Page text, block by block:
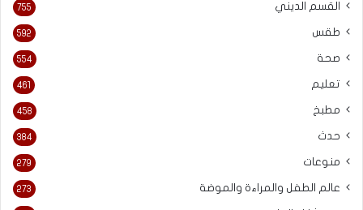
القسم الديني 755
طقس 592
صحة 554
تعليم 461
مطبخ 458
حدث 384
منوعات 279
عالم الطفل والمراءة والموضة 273